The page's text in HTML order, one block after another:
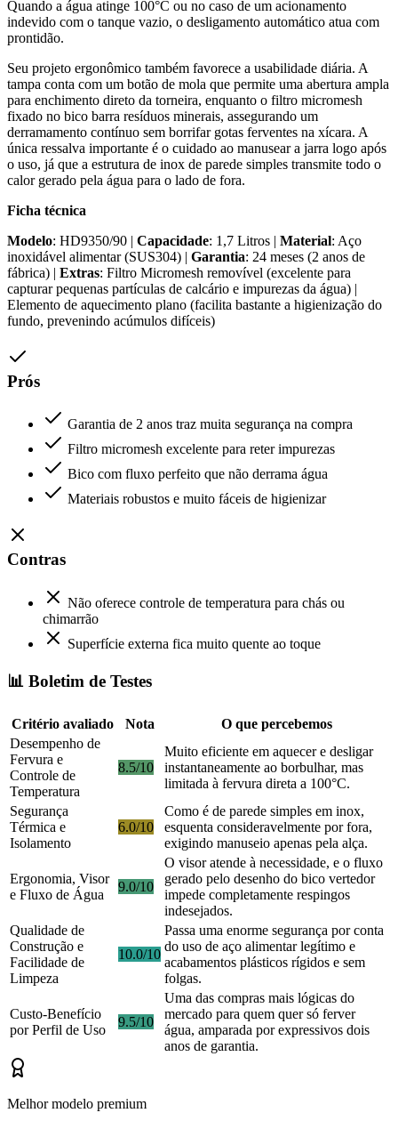
Quando a água atinge 100°C ou no caso de um acionamento
indevido com o tanque vazio, o desligamento automático atua com
prontidão.
Seu projeto ergonômico também favorece a usabilidade diária. A
tampa conta com um botão de mola que permite uma abertura ampla
para enchimento direto da torneira, enquanto o filtro micromesh
fixado no bico barra resíduos minerais, assegurando um
derramamento contínuo sem borrifar gotas ferventes na xícara. A
única ressalva importante é o cuidado ao manusear a jarra logo após
o uso, já que a estrutura de inox de parede simples transmite todo o
calor gerado pela água para o lado de fora.
Ficha técnica
Modelo: HD9350/90 | Capacidade: 1,7 Litros | Material: Aço
inoxidável alimentar (SUS304) | Garantia: 24 meses (2 anos de
fábrica) | Extras: Filtro Micromesh removível (excelente para
capturar pequenas partículas de calcário e impurezas da água) |
Elemento de aquecimento plano (facilita bastante a higienização do
fundo, prevenindo acúmulos difíceis)
Prós
Garantia de 2 anos traz muita segurança na compra
Filtro micromesh excelente para reter impurezas
Bico com fluxo perfeito que não derrama água
Materiais robustos e muito fáceis de higienizar
Contras
Não oferece controle de temperatura para chás ou
chimarrão
Superfície externa fica muito quente ao toque
📊 Boletim de Testes
Critério avaliado Nota
O que percebemos
Desempenho de
Fervura e
Controle de
Temperatura
8.5/10
Muito eficiente em aquecer e desligar
instantaneamente ao borbulhar, mas
limitada à fervura direta a 100°C.
Segurança
Térmica e
Isolamento
6.0/10
Como é de parede simples em inox,
esquenta consideravelmente por fora,
exigindo manuseio apenas pela alça.
Ergonomia, Visor
e Fluxo de Água
9.0/10
O visor atende à necessidade, e o fluxo
gerado pelo desenho do bico vertedor
impede completamente respingos
indesejados.
Qualidade de
Construção e
Facilidade de
Limpeza
10.0/10
Passa uma enorme segurança por conta
do uso de aço alimentar legítimo e
acabamentos plásticos rígidos e sem
folgas.
Custo-Benefício
por Perfil de Uso
9.5/10
Uma das compras mais lógicas do
mercado para quem quer só ferver
água, amparada por expressivos dois
anos de garantia.
Melhor modelo premium